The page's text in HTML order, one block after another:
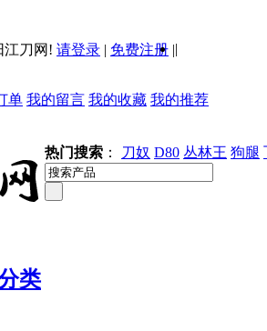
江刀网! 请登录 | 免费注册 ||
单 我的留言 我的收藏 我的推荐
热门搜索 ： 刀奴 D80 丛林王 狗腿
类